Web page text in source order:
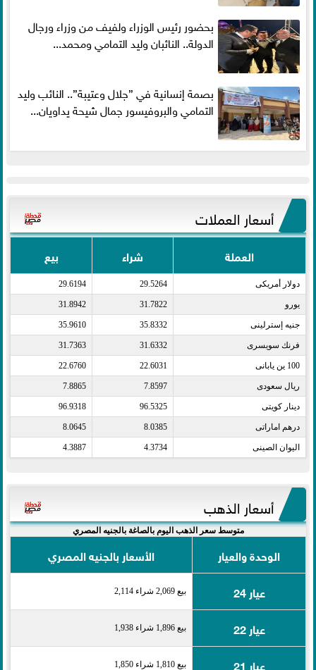
بحضور رئيس الوزراء ولفيف من وزراء ورجال
الدولة.. النائبان وليد التمامي ومحمد...
بصمة إنسانية في ”جلال وعتيبة”.. النائب وليد
التمامي والبروفيسور جمال شيحة يداويان...
أسعار العملات
العملة شراء بيع
دولار أمريكى​ 29.5264
29.6194
يورو​ 31.7822
31.8942
جنيه إسترلينى​ 35.8332
35.9610
فرنك سويسرى​ 31.6332
31.7363
100 ين يابانى​ 22.6031
22.6760
ريال سعودى​ 7.8597
7.8865
دينار كويتى​ 96.5325
96.9318
درهم اماراتى​ 8.0385
8.0645
اليوان الصينى​ 4.3734
4.3887
أسعار الذهب
متوسط سعر الذهب اليوم بالصاغة بالجنيه المصري
الوحدة والعيار
الأسعار بالجنيه المصري
عيار 24
بيع 2,069 شراء 2,114
عيار 22 بيع 1,896 شراء 1,938
عيار 21 بيع 1,810 شراء 1,850